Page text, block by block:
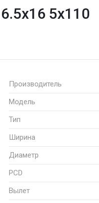
5x110
Производитель
Модель
Тип
Ширина
Диаметр
PCD
Вылет